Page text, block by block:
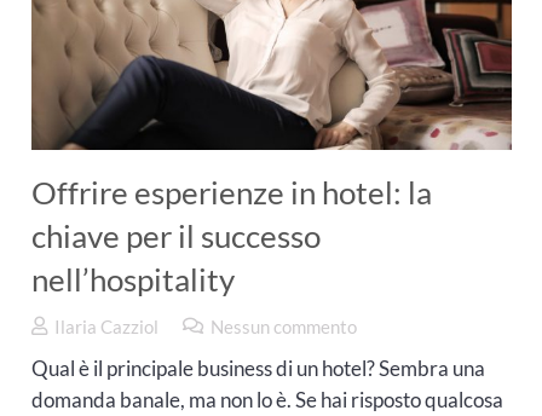
Offrire esperienze in hotel: la
chiave per il successo
nell’hospitality
Ilaria Cazziol Nessun commento
Qual è il principale business di un hotel? Sembra una
domanda banale, ma non lo è. Se hai risposto qualcosa